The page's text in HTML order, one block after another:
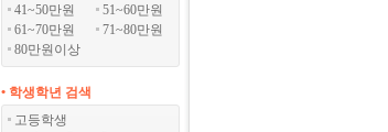
41~50만원
51~60만원
61~70만원
71~80만원
80만원이상
• 학생학년 검색
고등학생